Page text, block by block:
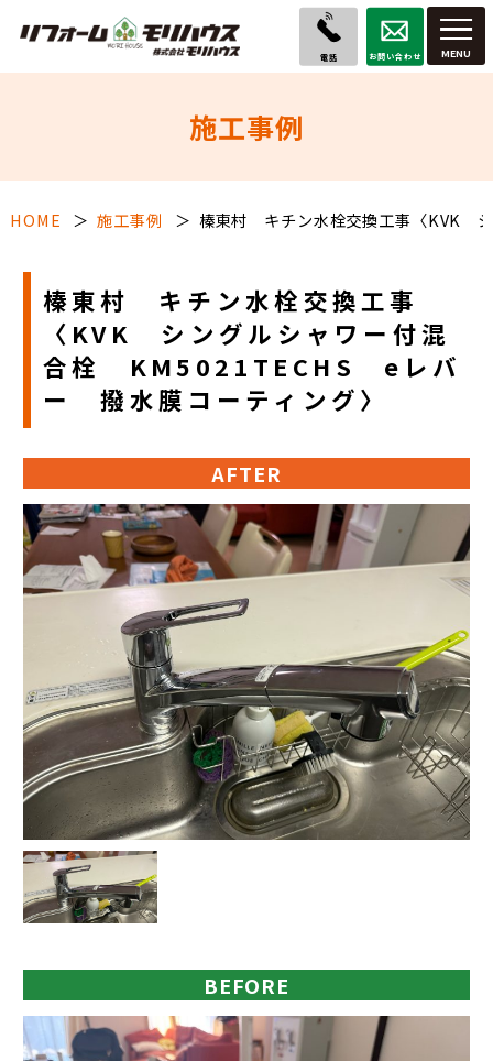
電話 お問い合わせ
施工事例
HOME 施工事例 榛東村 キチン水栓交換工事〈KVK
榛東村 キチン水栓交換工事
〈KVK シングルシャワー付混
合栓 KM5021TECHS eレバ
ー 撥水膜コーティング〉
AFTER
BEFORE